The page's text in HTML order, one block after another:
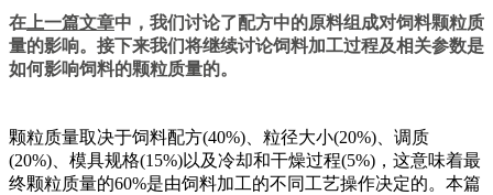
在 上一篇文章中，我们讨论了配方中的原料组成对饲料颗粒质
量的影响。接下来我们将继续讨论饲料加工过程及相关参数是
如何影响饲料的颗粒质量的。
颗粒质量取决于饲料配方(40%)、粒径大小(20%)、调质
(20%)、模具规格(15%)以及冷却和干燥过程(5%)，这意味着最
终颗粒质量的60%是由饲料加工的不同工艺操作决定的。本篇